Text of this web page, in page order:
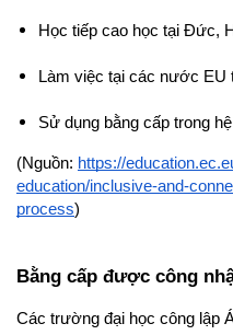
Học tiếp cao học tại Đức,
Làm việc tại các nước EU
Sử dụng bằng cấp trong
(Nguồn: https://
education/inclusive-and-
process)
Bằng cấp được công
Các trường đại học công lập